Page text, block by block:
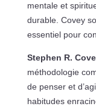
mentale et
durable. Covey
essentiel pour
Stephen R.
méthodologie
de penser et
habitudes